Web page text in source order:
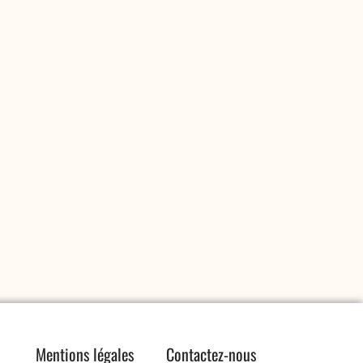
Mentions légales Contactez-nous